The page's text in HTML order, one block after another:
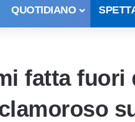
QUOTIDIANO
fatta fuori